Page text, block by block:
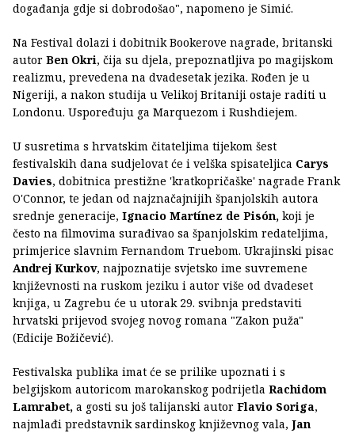
događanja gdje si dobrodošao", napomeno je Simić.
Na Festival dolazi i dobitnik Bookerove nagrade, britanski
autor Ben Okri, čija su djela, prepoznatljiva po magijskom
realizmu, prevedena na dvadesetak jezika. Rođen je u
Nigeriji, a nakon studija u Velikoj Britaniji ostaje raditi u
Londonu. Uspoređuju ga Marquezom i Rushdiejem.
U susretima s hrvatskim čitateljima tijekom šest
festivalskih dana sudjelovat će i velška spisateljica Carys
Davies, dobitnica prestižne 'kratkopričaške' nagrade Frank
O'Connor, te jedan od najznačajnijih španjolskih autora
srednje generacije, Ignacio Martínez de Pisón, koji je
često na filmovima surađivao sa španjolskim redateljima,
primjerice slavnim Fernandom Truebom. Ukrajinski pisac
Andrej Kurkov, najpoznatije svjetsko ime suvremene
književnosti na ruskom jeziku i autor više od dvadeset
knjiga, u Zagrebu će u utorak 29. svibnja predstaviti
hrvatski prijevod svojeg novog romana "Zakon puža"
(Edicije Božičević).
Festivalska publika imat će se prilike upoznati i s
belgijskom autoricom marokanskog podrijetla Rachidom
Lamrabet, a gosti su još talijanski autor Flavio Soriga,
najmlađi predstavnik sardinskog književnog vala, Jan